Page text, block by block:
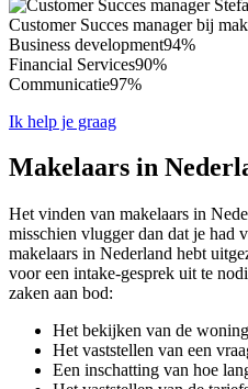
Customer Succes manager bij
Business development94%
Financial Services90%
Communicatie97%
Ik help je graag
Makelaars in
Het vinden van makelaars in
misschien vlugger dan dat je had
makelaars in Nederland hebt
voor een intake-gesprek uit te
zaken aan bod:
Het bekijken van de woning
Het vaststellen van een
Een inschatting van hoe